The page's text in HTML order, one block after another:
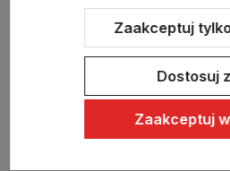
Sklep internetowy Shoper Premium
Zaakceptuj
Dostosuj
Zaakceptuj